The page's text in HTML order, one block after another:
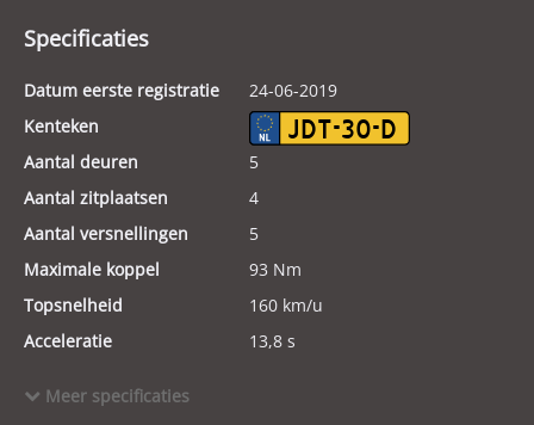
Specificaties
Datum eerste registratie
24-06-2019
Kenteken
JDT-30-D
Aantal deuren
5
Aantal zitplaatsen
4
Aantal versnellingen
5
Maximale koppel
93 Nm
Topsnelheid
160 km/u
Acceleratie
13,8 s
Laadvermogen
Meer specificaties